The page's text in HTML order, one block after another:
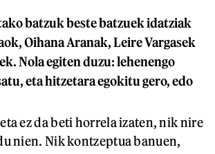
batzuk beste batzuek idatziak
Oihana Aranak, Leire Vargasek
Nola egiten duzu: lehenengo
eta hitzetara egokitu gero, edo
ez da beti horrela izaten, nik nire
nien. Nik kontzeptua banuen,